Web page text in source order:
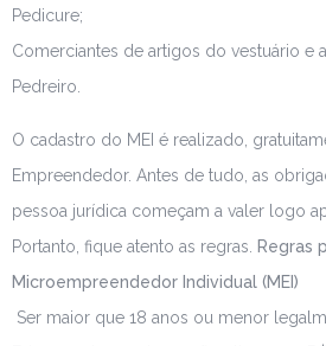
Pedicure;
Comerciantes de artigos do vestuário e
Pedreiro.
O cadastro do MEI é realizado,
Empreendedor. Antes de tudo, as
pessoa jurídica começam a valer logo
Portanto, fique atento as regras. Regras
Microempreendedor Individual (MEI)
Ser maior que 18 anos ou menor